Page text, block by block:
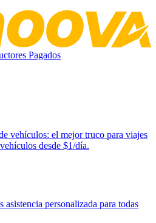
Pagados
vehículos: el mejor truco para viajes
desde $1/día.
asistencia personalizada para todas